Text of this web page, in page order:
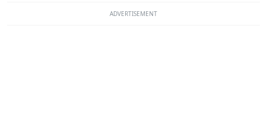
ADVERTISEMENT